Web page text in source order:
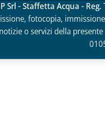
Srl - Staffetta Acqua -
fotocopia,
o servizi della